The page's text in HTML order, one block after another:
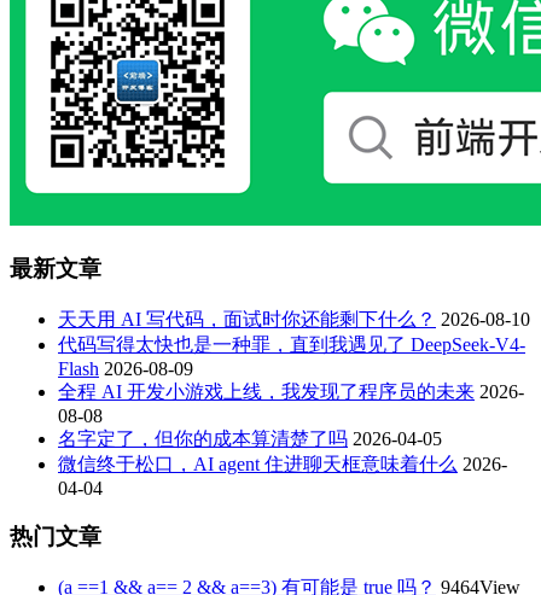
最新文章
天天用 AI 写代码，面试时你还能剩下什么？ 2026-08-10
代码写得太快也是一种罪，直到我遇见了 DeepSeek-V4-
Flash 2026-08-09
全程 AI 开发小游戏上线，我发现了程序员的未来 2026-
08-08
名字定了，但你的成本算清楚了吗 2026-04-05
微信终于松口，AI agent 住进聊天框意味着什么 2026-
04-04
热门文章
(a ==1 && a== 2 && a==3) 有可能是 true 吗？ 9464View